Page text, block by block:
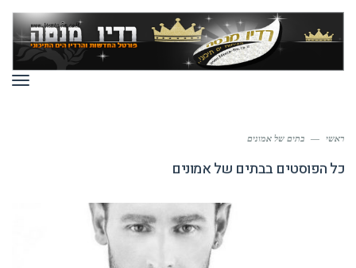
ראשי — בתים של אמונים
כל הפוסטים בבתים של אמונים